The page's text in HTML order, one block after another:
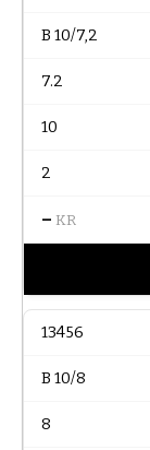
B 10/7,2
7.2
10
2
– KR
13456
B 10/8
8